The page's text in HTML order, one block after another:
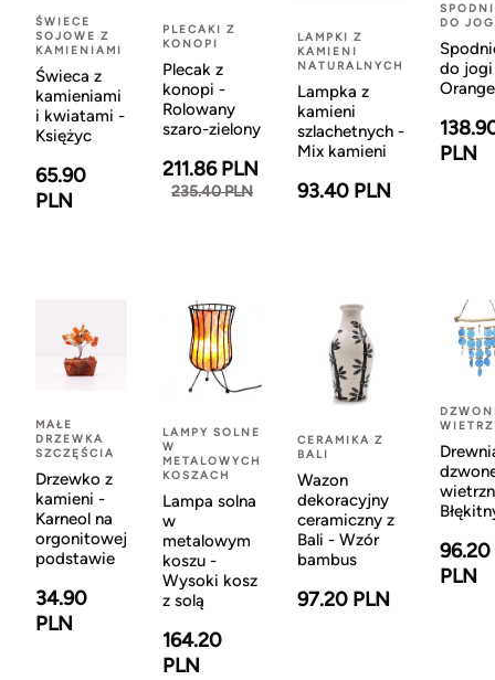
ŚWIECE
SOJOWE Z
KAMIENIAMI
Świeca z
kamieniami
i kwiatami -
Księżyc
65.90
PLN
PLECAKI Z
KONOPI
Plecak z
konopi -
Rolowany
szaro-zielony
211.86 PLN
235.40 PLN
LAMPKI Z
KAMIENI
NATURALNYCH
Lampka z
kamieni
szlachetnych -
Mix kamieni
93.40 PLN
DO
do
Orange
PLN
MAŁE
DRZEWKA
SZCZĘŚCIA
Drzewko z
kamieni -
Karneol na
orgonitowej
podstawie
34.90
PLN
LAMPY SOLNE
W
METALOWYCH
KOSZACH
Lampa solna
w
metalowym
koszu -
Wysoki kosz
z solą
164.20
PLN
CERAMIKA Z
BALI
Wazon
dekoracyjny
ceramiczny z
Bali - Wzór
bambus
97.20 PLN
96.20
PLN